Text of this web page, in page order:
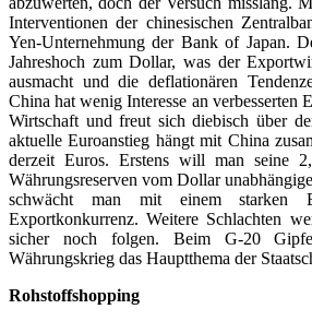
Interventionen der chinesischen
Yen-Unternehmung der Bank of Japan.
Jahreshoch zum Dollar, was der
ausmacht und die deflationären
China hat wenig Interesse an verbesserten
Wirtschaft und freut sich diebisch über
aktuelle Euroanstieg hängt mit China
derzeit Euros. Erstens will man seine
Währungsreserven vom Dollar
schwächt man mit einem starken
Exportkonkurrenz. Weitere Schlachten
sicher noch folgen. Beim G-20
Währungskrieg das Hauptthema der
Rohstoffshopping